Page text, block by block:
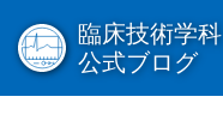
臨床技術学科
公式ブログ